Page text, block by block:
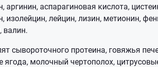
аргинин, аспарагиновая кислота,
изолейцин, лейцин, лизин, метионин,
валин.
сывороточного протеина, говяжья
ягода, молочный чертополох,